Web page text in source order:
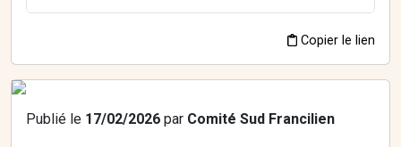
Copier le lien
Publié le 17/02/2026 par Comité Sud Francilien